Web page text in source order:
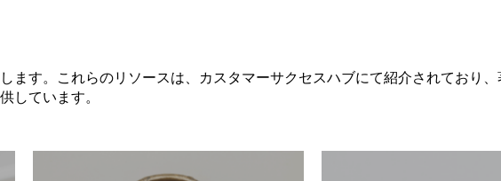
ます。これらのリソースは、カスタマーサクセスハブにて紹介されており
しています。